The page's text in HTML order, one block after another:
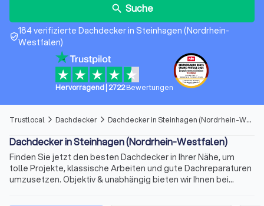
search Suche
verified_user
184 verifizierte Dachdecker in Steinhagen (Nordrhein-
Westfalen)
Hervorragend| 2722 Bewertungen
Trustlocal arrow_forward_ios Dachdecker arrow_forward_ios Dachdecker in Steinhagen (Nordrhein-Westfalen)
Dachdecker in Steinhagen (Nordrhein-Westfalen)
Finden Sie jetzt den besten Dachdecker in Ihrer Nähe, um
tolle Projekte, klassische Arbeiten und gute Dachreparaturen
umzusetzen. Objektiv & unabhängig bieten wir Ihnen bei